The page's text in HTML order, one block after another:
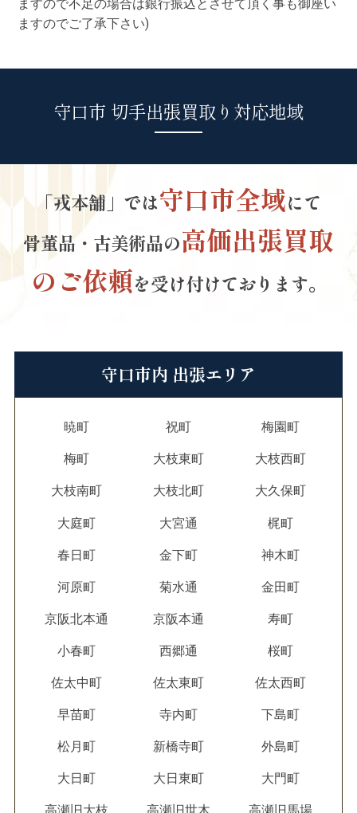
ますので不足の場合は銀行振込とさせて頂く事も御座い
ますのでご了承下さい)
守口市 切手出張買取り対応地域
「戎本舗」では守口市全域にて
骨董品・古美術品の高価出張買取
のご依頼を受け付けております。
守口市内 出張エリア
暁町 祝町 梅園町
梅町 大枝東町 大枝西町
大枝南町 大枝北町 大久保町
大庭町 大宮通 梶町
春日町 金下町 神木町
河原町 菊水通 金田町
京阪北本通 京阪本通 寿町
小春町 西郷通 桜町
佐太中町 佐太東町 佐太西町
早苗町 寺内町 下島町
松月町 新橋寺町 外島町
大日町 大日東町 大門町